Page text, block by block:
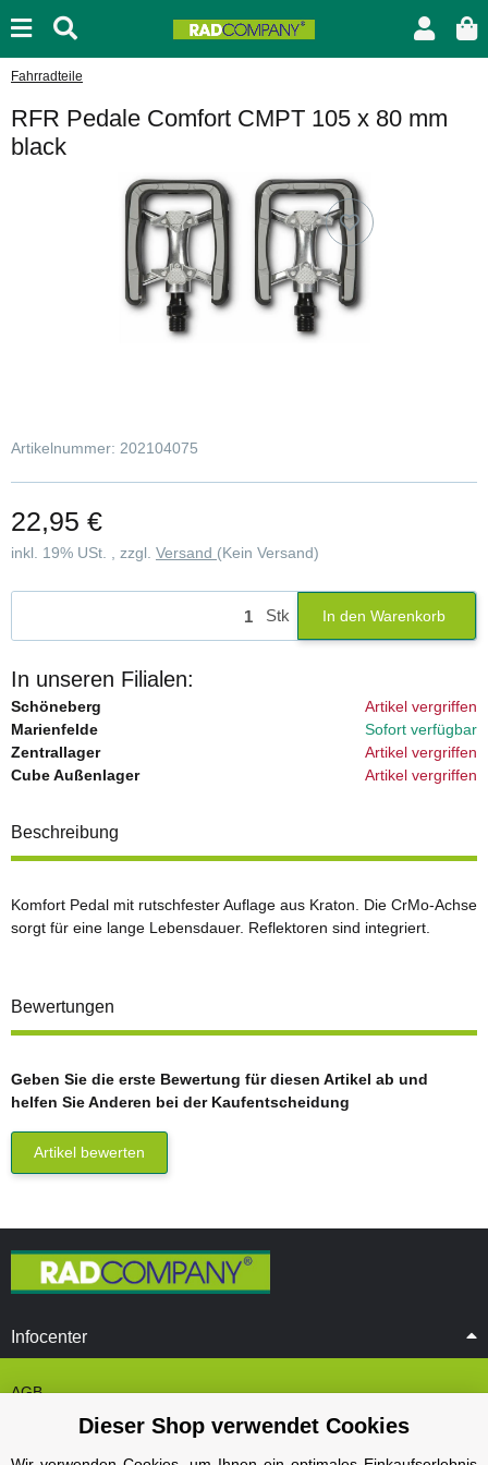
Fahrradteile
RFR Pedale Comfort CMPT 105 x 80 mm
black
Artikelnummer: 202104075
22,95 €
inkl. 19% USt. , zzgl. Versand (Kein Versand)
Stk In den Warenkorb
In unseren Filialen:
Schöneberg
Artikel vergriffen
Marienfelde
Sofort verfügbar
Zentrallager
Artikel vergriffen
Cube Außenlager
Artikel vergriffen
Beschreibung
Komfort Pedal mit rutschfester Auflage aus Kraton. Die CrMo-Achse
sorgt für eine lange Lebensdauer. Reflektoren sind integriert.
Bewertungen
Geben Sie die erste Bewertung für diesen Artikel ab und
helfen Sie Anderen bei der Kaufentscheidung
Artikel bewerten
Infocenter
AGB
Cookie Einstelungen
Datenschutz
Dieser Shop verwendet Cookies